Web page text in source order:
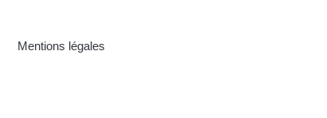
Mentions légales